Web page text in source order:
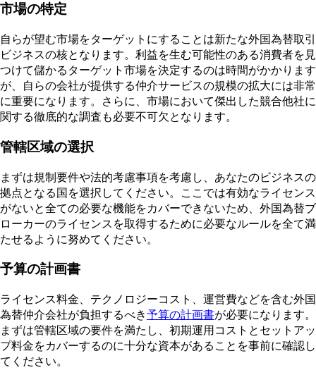
市場の特定
自らが望む市場をターゲットにすることは新たな外国為替取引
ビジネスの核となります。利益を生む可能性のある消費者を見
つけて儲かるターゲット市場を決定するのは時間がかかります
が、自らの会社が提供する仲介サービスの規模の拡大には非常
に重要になります。さらに、市場において傑出した競合他社に
関する徹底的な調査も必要不可欠となります。
管轄区域の選択
まずは規制要件や法的考慮事項を考慮し、あなたのビジネスの
拠点となる国を選択してください。ここでは有効なライセンス
がないと全ての必要な機能をカバーできないため、外国為替ブ
ローカーのライセンスを取得するために必要なルールを全て満
たせるように努めてください。
予算の計画書
ライセンス料金、テクノロジーコスト、運営費などを含む外国
為替仲介会社が負担するべき予算の計画書が必要になります。
まずは管轄区域の要件を満たし、初期運用コストとセットアッ
プ料金をカバーするのに十分な資本があることを事前に確認し
てください。